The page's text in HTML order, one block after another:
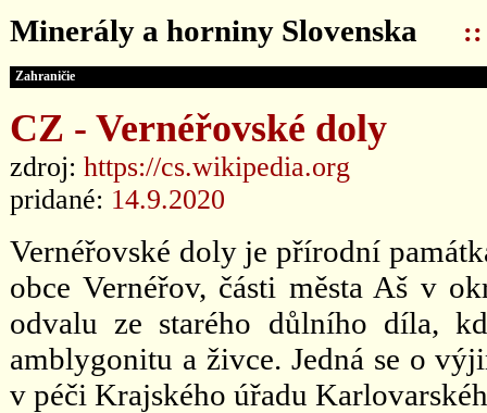
Minerály a horniny Slovenska ::
Zahraničie
CZ - Vernéřovské doly
zdroj: https://cs.wikipedia.org
pridané: 14.9.2020
Vernéřovské doly je přírodní
obce Vernéřov, části města Aš v
odvalu ze starého důlního díla,
amblygonitu a živce. Jedná se o
v péči Krajského úřadu